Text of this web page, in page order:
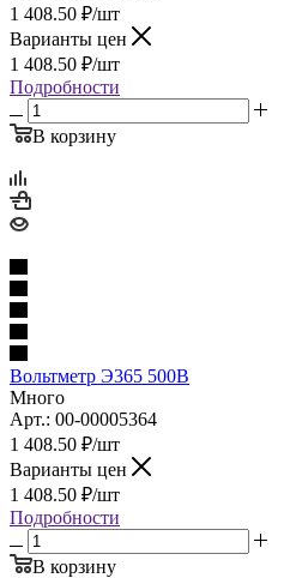
1 408.50 ₽/шт
Варианты цен
1 408.50 ₽/шт
Подробности
В корзину
Вольтметр Э365 500В
Много
Арт.: 00-00005364
1 408.50 ₽/шт
Варианты цен
1 408.50 ₽/шт
Подробности
В корзину